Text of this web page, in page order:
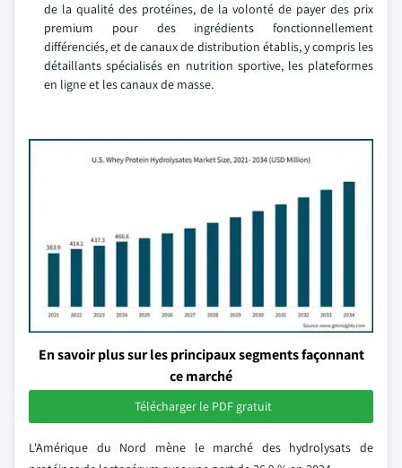
de la qualité des protéines, de la volonté de payer des prix
premium pour des ingrédients fonctionnellement
différenciés, et de canaux de distribution établis, y compris les
détaillants spécialisés en nutrition sportive, les plateformes
en ligne et les canaux de masse.
En savoir plus sur les principaux segments façonnant
ce marché
Télécharger le PDF gratuit
L'Amérique du Nord mène le marché des hydrolysats de